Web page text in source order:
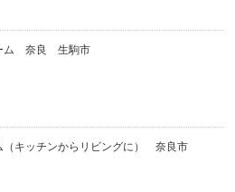
ム 奈良 生駒市
（キッチンからリビングに） 奈良市